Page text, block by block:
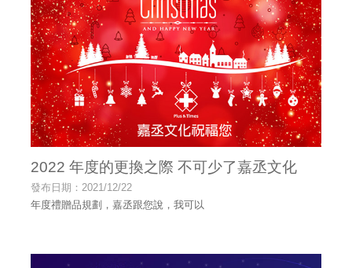
2022 年度的更換之際 不可少了嘉丞文化
發布日期：2021/12/22
年度禮贈品規劃，嘉丞跟您說，我可以